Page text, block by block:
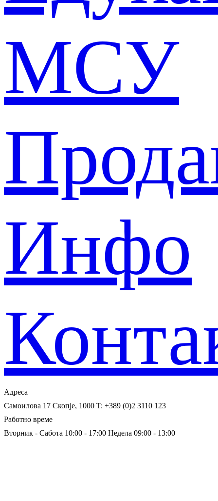
МСУ
Инфо
Адреса
Самоилова 17 Скопје, 1000 T: +389 (0)2 3110 123
Работно време
Вторник - Сабота 10:00 - 17:00 Недела 09:00 - 13:00